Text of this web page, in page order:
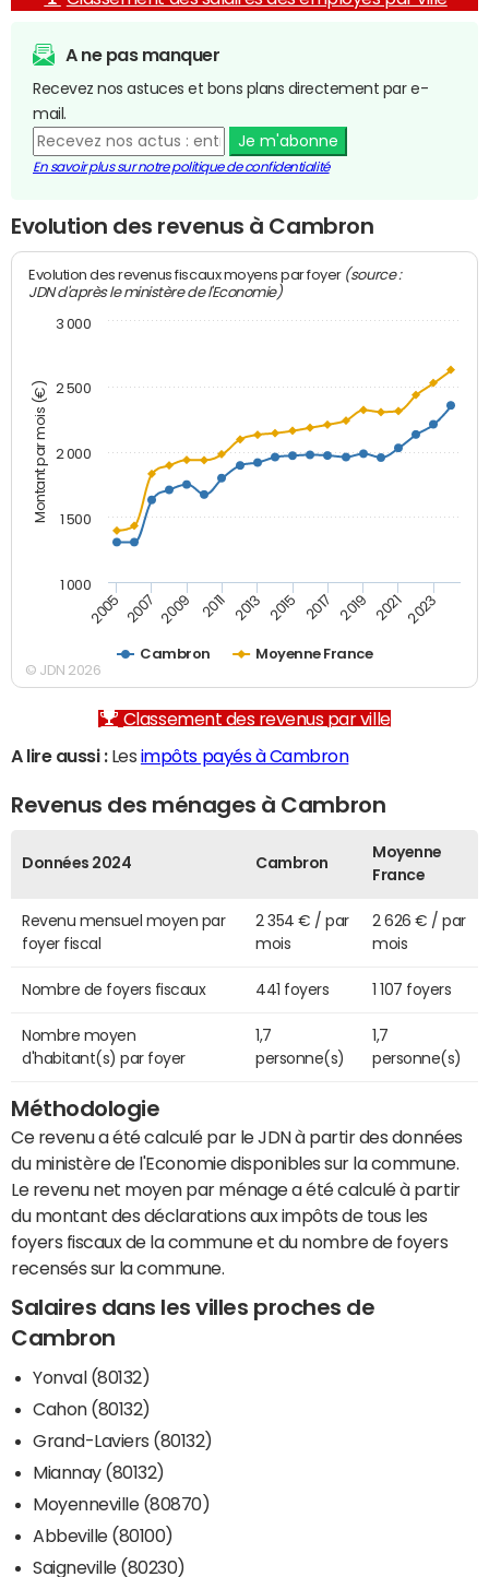
A ne pas manquer
Recevez nos astuces et bons plans directement par e-
mail.
Je m'abonne
En savoir plus sur notre politique de confidentialité
Evolution des revenus à Cambron
Montant par mois (€)
Evolution des revenus fiscaux moyens par foyer (source :
JDN d'après le ministère de l'Economie)
Cambron Moyenne France
2005 2007 2009 2011 2013 2015 2017 2019 2021 2023
1 000
1 500
2 000
2 500
3 000
© JDN 2026
Classement des revenus par ville
A lire aussi :Les impôts payés à Cambron
Revenus des ménages à Cambron
Données 2024 Cambron
Moyenne
France
Revenu mensuel moyen par
foyer fiscal
2 354 € / par
mois
2 626 € / par
mois
Nombre de foyers fiscaux 441 foyers 1 107 foyers
Nombre moyen
d'habitant(s) par foyer
1,7
personne(s)
1,7
personne(s)
Méthodologie
Ce revenu a été calculé par le JDN à partir des données
du ministère de l'Economie disponibles sur la commune.
Le revenu net moyen par ménage a été calculé à partir
du montant des déclarations aux impôts de tous les
foyers fiscaux de la commune et du nombre de foyers
recensés sur la commune.
Salaires dans les villes proches de
Cambron
Yonval (80132)
Cahon (80132)
Grand-Laviers (80132)
Miannay (80132)
Moyenneville (80870)
Abbeville (80100)
Saigneville (80230)